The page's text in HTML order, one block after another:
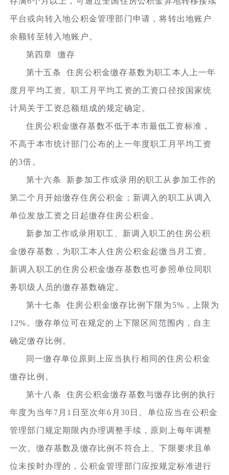
平台或向转入地公积金管理部门申请，将转出地账户
余额转至转入地账户。
第四章 缴存
第十五条 住房公积金缴存基数为职工本人上一年
度月平均工资。职工月平均工资的工资口径按国家统
计局关于工资总额组成的规定确定。
住房公积金缴存基数不低于本市最低工资标准，
不高于本市统计部门公布的上一年度职工月平均工资
的3倍。
第十六条 新参加工作或录用的职工从参加工作的
第二个月开始缴存住房公积金；新调入的职工从调入
单位发放工资之日起缴存住房公积金。
新参加工作或录用职工、新调入职工的住房公积
金缴存基数，为职工本人住房公积金起缴当月工资。
新调入职工的住房公积金缴存基数也可参照单位同职
务职级人员的缴存基数确定。
第十七条 住房公积金缴存比例下限为5%，上限为
12%。缴存单位可在规定的上下限区间范围内，自主
确定缴存比例。
同一缴存单位原则上应当执行相同的住房公积金
缴存比例。
第十八条 住房公积金缴存基数与缴存比例的执行
年度为当年7月1日至次年6月30日。单位应当在公积金
管理部门规定期限内办理调整手续，原则上每年调整
一次。缴存基数及缴存比例不符合上、下限要求且单
位未按时办理的，公积金管理部门应按规定标准进行